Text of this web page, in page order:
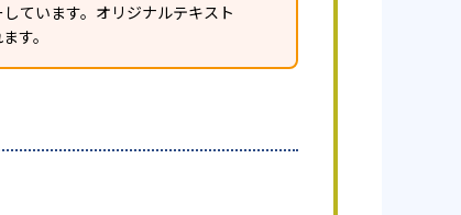
ています。オリジナルテキスト
す。